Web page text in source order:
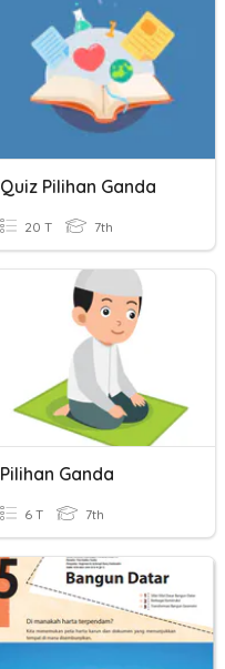
Quiz Pilihan Ganda
20 T 7th
Pilihan Ganda
6 T 7th